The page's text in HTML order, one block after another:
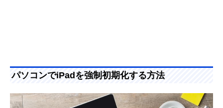
パソコンでiPadを強制初期化する方法